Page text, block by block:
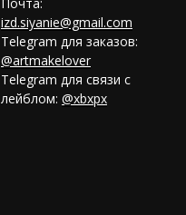
izd.siyanie@gmail.com
Telegram для заказов:
@artmakelover
Telegram для связи с
лейблом: @xbxpx